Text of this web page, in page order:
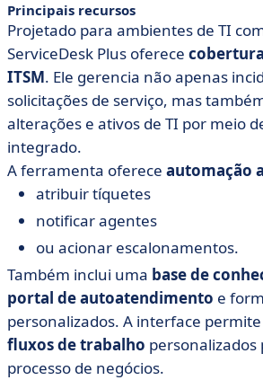
Principais recursos
Projetado para ambientes de TI
ServiceDesk Plus oferece
ITSM. Ele gerencia não apenas
solicitações de serviço, mas
alterações e ativos de TI por meio
integrado.
A ferramenta oferece automação
atribuir tíquetes
notificar agentes
ou acionar escalonamentos.
Também inclui uma base de
portal de autoatendimento e
personalizados. A interface
fluxos de trabalho personalizados
processo de negócios.